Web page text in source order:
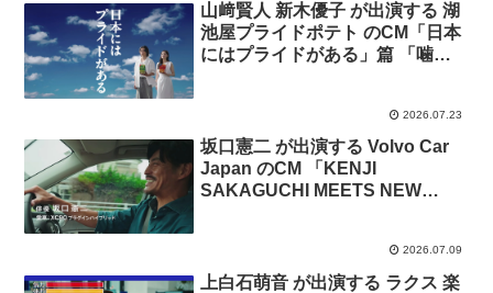
山﨑賢人 新木優子 が出演する 湖
池屋プライドポテト のCM「日本
にはプライドがある」篇 「噛み
2026.07.23
坂口憲二 が出演する Volvo Car
Japan のCM 「KENJI
SAKAGUCHI MEETS NEW
2026.07.09
上白石萌音 が出演する ラクス 楽